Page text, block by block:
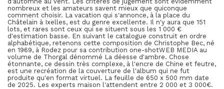
nombreux et les amateurs savent mieux que quiconque
comment choisir. La vacation qui s'annonce, à la place du
Châtelain à Ixelles, est du genre excellente. Il n'y aura que 151
lots, et rares sont ceux qui se situent sous les 1 000 €
d'estimation basse. En suivant le catalogue construit en ordre
alphabétique, retenons cette composition de Christophe Bec, né
en 1969, à Rodez pour sa contribution one-shotWEB MEDIA au
volume de Thorgal dénommé La déesse d'ambre. Chose
étonnante, ce dessin très complexe, à l'encre de Chine et feutre,
est une recréation de la couverture de l'album qui ne fut
produite qu'en format virtuel. La feuille de 650 x 500 mm date
de 2025. Les experts maison l'attendent entre 2 000 et 3 000€.